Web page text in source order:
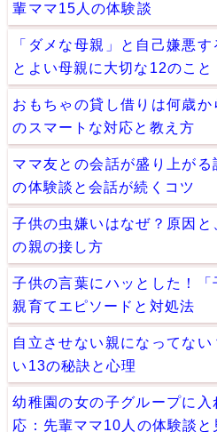
輩ママ15人の体験談
「ダメな母親」と自己嫌悪
とよい母親に大切な12のこと
おもちゃの貸し借りは何歳
のスマートな対応と教え方
ママ友との会話が盛り上が
の体験談と会話が続くコツ
子供の虫嫌いはなぜ？原因
の親の接し方
子供の言葉にハッとした！
親育てエピソードと対処法
自立させない親になってな
い13の秘訣と心理
幼稚園の女の子グループに
応：先輩ママ10人の体験談と